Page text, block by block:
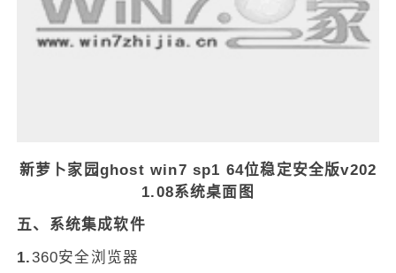
新萝卜家园ghost win7 sp1 64位稳定安全版v202
1.08系统桌面图
五、系统集成软件
1.360安全浏览器